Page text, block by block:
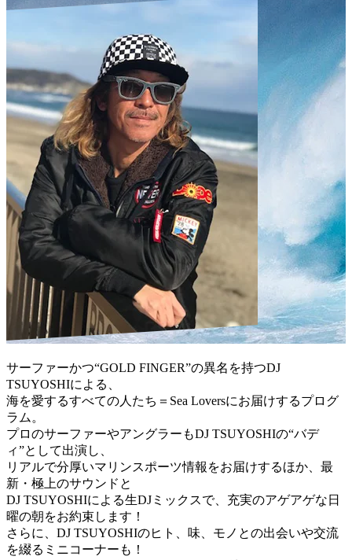
サーファーかつ“GOLD FINGER”の異名を持つDJ
TSUYOSHIによる、
海を愛するすべての人たち＝Sea Loversにお届けするプログ
ラム。
プロのサーファーやアングラーもDJ TSUYOSHIの“バデ
ィ”として出演し、
リアルで分厚いマリンスポーツ情報をお届けするほか、最
新・極上のサウンドと
DJ TSUYOSHIによる生DJミックスで、充実のアゲアゲな日
曜の朝をお約束します！
さらに、DJ TSUYOSHIのヒト、味、モノとの出会いや交流
を綴るミニコーナーも！